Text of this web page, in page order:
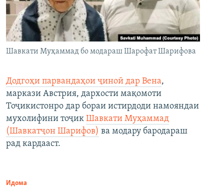
Шавкати Муҳаммад бо модараш Шарофат Шарифова
Додгоҳи парвандаҳои ҷиноӣ дар Вена,
маркази Австрия, дархости мақомоти
Тоҷикистонро дар бораи истирдоди намояндаи
мухолифини тоҷик Шавкати Муҳаммад
(Шавкатҷон Шарифов) ва модару бародараш
рад кардааст.
Идома